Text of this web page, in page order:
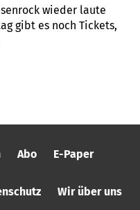
wieder laute
gibt es noch Tickets,
Abo E-Paper
Wir über uns